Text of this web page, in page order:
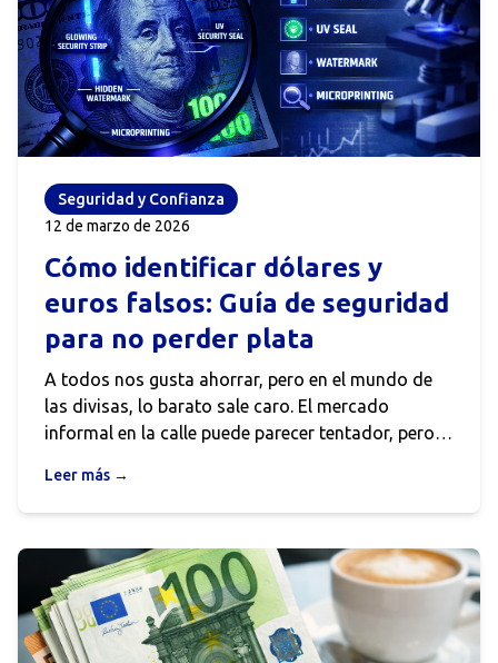
Seguridad y Confianza
12 de marzo de 2026
Cómo identificar dólares y
euros falsos: Guía de seguridad
para no perder plata
A todos nos gusta ahorrar, pero en el mundo de
las divisas, lo barato sale caro. El mercado
informal en la calle puede parecer tentador, pero
que nunca. Si no sabes qué tocar o qué mirar,
podrías estar regalando tu dinero.
Leer más →